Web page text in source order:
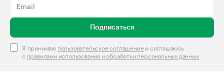
Подписаться
Я принимаю пользовательское соглашениеи соглашаюсь
с правилами использования и обработки персональных данных.